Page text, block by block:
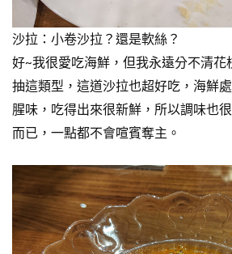
沙拉：小卷沙拉？還是軟絲？
好~我很愛吃海鮮，但我永遠分不清花
抽這類型，這道沙拉也超好吃，海鮮
腥味，吃得出來很新鮮，所以調味也
而已，一點都不會喧賓奪主。